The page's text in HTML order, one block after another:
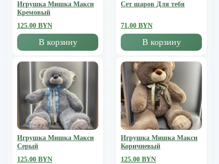
Игрушка Мишка Mакси
Кремовый
125.00 BYN
В корзину
Сет шаров Для тебя
71.00 BYN
В корзину
Игрушка Мишка Mакси
Серый
125.00 BYN
Игрушка Мишка Mакси
Коричневый
125.00 BYN